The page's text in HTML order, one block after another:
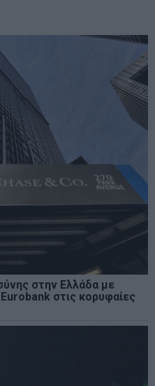
στην Ελλάδα με
στις κορυφαίες